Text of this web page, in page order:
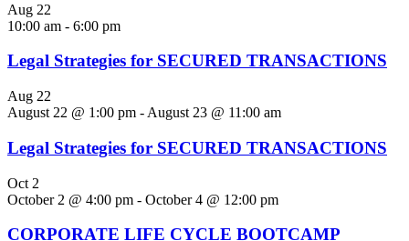
Aug 22
10:00 am - 6:00 pm
Legal Strategies for SECURED TRANSACTIONS
Aug 22
August 22 @ 1:00 pm - August 23 @ 11:00 am
Legal Strategies for SECURED TRANSACTIONS
Oct 2
October 2 @ 4:00 pm - October 4 @ 12:00 pm
CORPORATE LIFE CYCLE BOOTCAMP